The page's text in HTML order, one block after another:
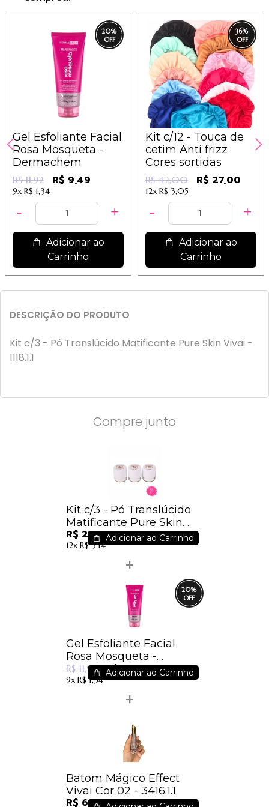
20%
Gel Esfoliante Facial
Rosa Mosqueta -
Dermachem
R$ 11,92 R$ 9,49
9x R$ 1,34
Adicionar ao
Carrinho
36%
Kit c/12 - Touca de
cetim Anti frizz
Cores sortidas
R$ 42,00 R$ 27,00
12x R$ 3,05
Adicionar ao
Carrinho
DESCRIÇÃO DO PRODUTO
Kit c/3 - Pó Translúcido Matificante Pure Skin Vivai -
1118.1.1
Compre junto
Kit c/3 - Pó Translúcido
Matificante Pure Skin
Vivai - 1118.1.1
R$ 27,84
12x R$ 3,14
Adicionar ao Carrinho
20%
Gel Esfoliante Facial
Rosa Mosqueta -
Dermachem
R$ 11,92 R$ 9,49
9x R$ 1,34
Adicionar ao Carrinho
Batom Mágico Effect
Vivai Cor 02 - 3416.1.1
R$ 6,30